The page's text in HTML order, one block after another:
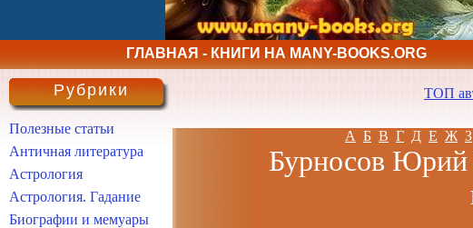
ГЛАВНАЯ - КНИГИ НА MANY-BOOKS.ORG
ТОП
А Б В Г Д Е Ж З
Бурносов Юрий
Рубрики
Полезные статьи
Античная литература
Астрология
Астрология. Гадание
Биографии и мемуары